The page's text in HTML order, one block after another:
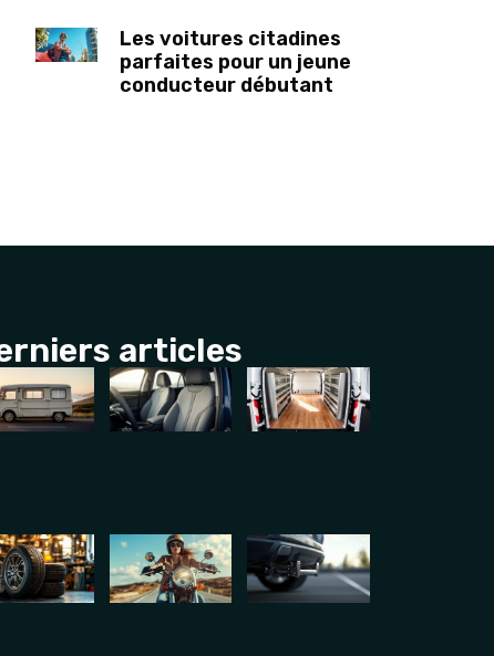
Les voitures citadines
parfaites pour un jeune
conducteur débutant
articles